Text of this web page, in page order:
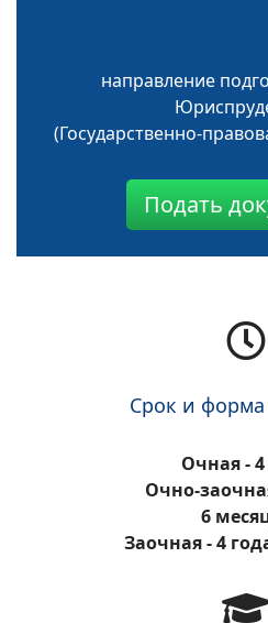
направление
(Государственно-
Подать
Срок и
Очная - 4
Очно-
6
Заочная - 4